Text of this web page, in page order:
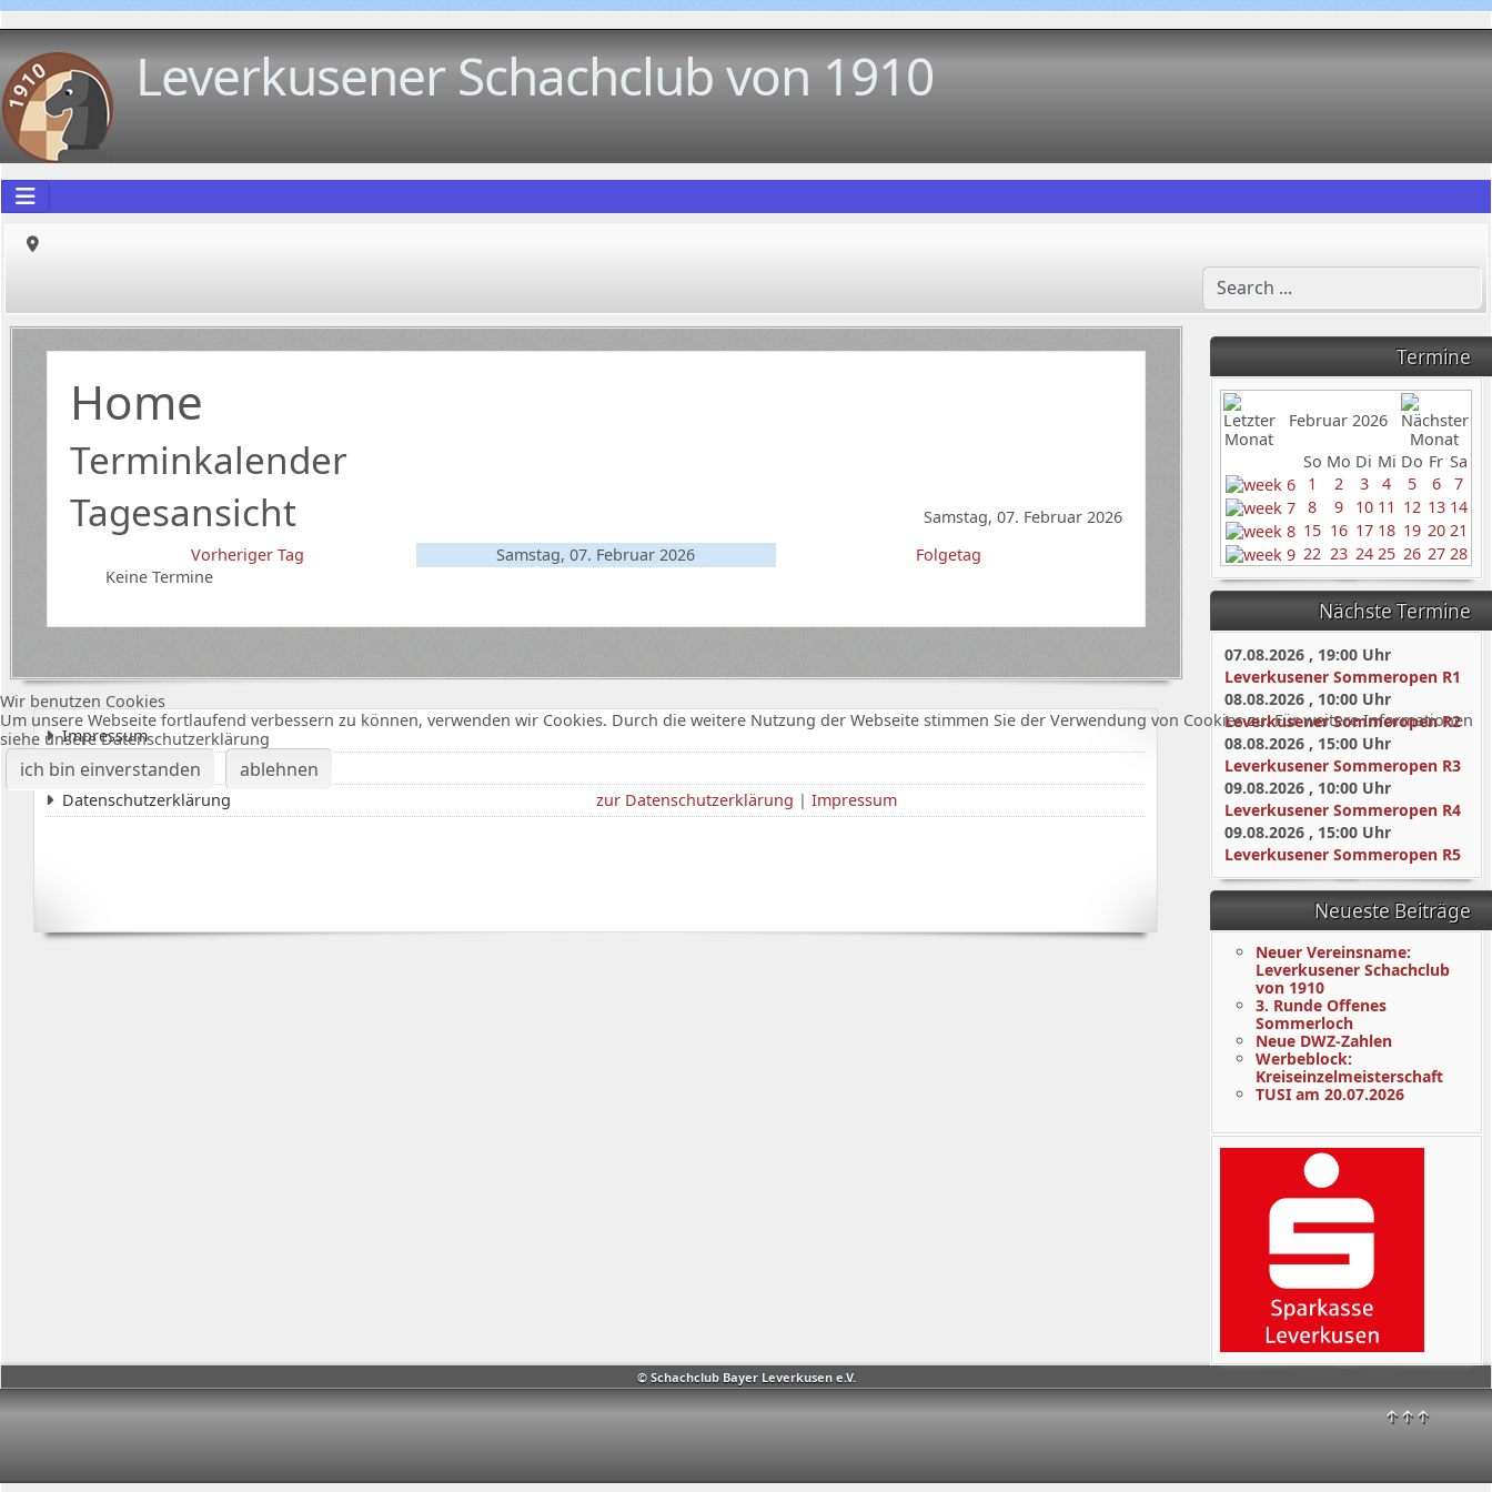
Leverkusener Schachclub von 1910
© Schachclub Bayer Leverkusen e.V.
↑↑↑
Termine
Februar 2026
So Mo Di Mi Do Fr Sa
1
2 3 4 5 6
7
8
9 10 11 12 13 14
15 16 17 18 19 20 21
22 23 24 25 26 27 28
Nächste Termine
07.08.2026, 19:00Uhr
Leverkusener Sommeropen R1
08.08.2026, 10:00Uhr
Leverkusener Sommeropen R2
08.08.2026, 15:00Uhr
Leverkusener Sommeropen R3
09.08.2026, 10:00Uhr
Leverkusener Sommeropen R4
09.08.2026, 15:00Uhr
Leverkusener Sommeropen R5
Neueste Beiträge
Neuer Vereinsname:
Leverkusener Schachclub
von 1910
3. Runde Offenes
Sommerloch
Neue DWZ-Zahlen
Werbeblock:
Kreiseinzelmeisterschaft
TUSI am 20.07.2026
Home
Terminkalender
Tagesansicht
Samstag, 07. Februar 2026
Vorheriger Tag
Samstag, 07. Februar 2026
Folgetag
Keine Termine
Impressum
Karte Bürgerhalle
Datenschutzerklärung
Wir benutzen Cookies
Um unsere Webseite fortlaufend verbessern zu können, verwenden wir Cookies. Durch die weitere Nutzung der Webseite stimmen Sie der Verwendung von Cookies zu. Für weitere Informationen
siehe unsere Datenschutzerklärung
ich bin einverstanden ablehnen
zur Datenschutzerklärung | Impressum